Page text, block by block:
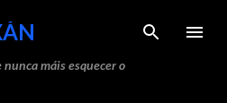
Saltar ao contido principal
máis esquecer o